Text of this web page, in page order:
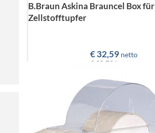
B.Braun Askina Brauncel Box für
Zellstofftupfer
€32,59 netto
€ 38,78 brutto